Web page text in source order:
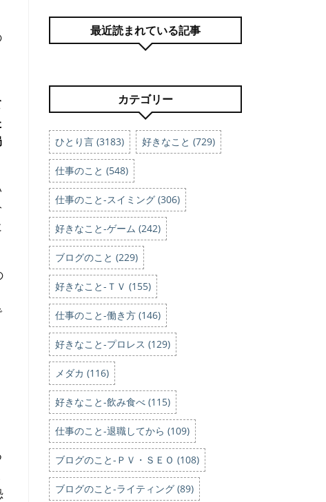
最近読まれている記事
カテゴリー
ひとり言 (3183) 好きなこと (729)
仕事のこと (548)
仕事のこと-スイミング (306)
好きなこと-ゲーム (242)
ブログのこと (229)
好きなこと-ＴＶ (155)
仕事のこと-働き方 (146)
好きなこと-プロレス (129)
メダカ (116)
好きなこと-飲み食べ (115)
仕事のこと-退職してから (109)
ブログのこと-ＰＶ・ＳＥＯ (108)
ブログのこと-ライティング (89)